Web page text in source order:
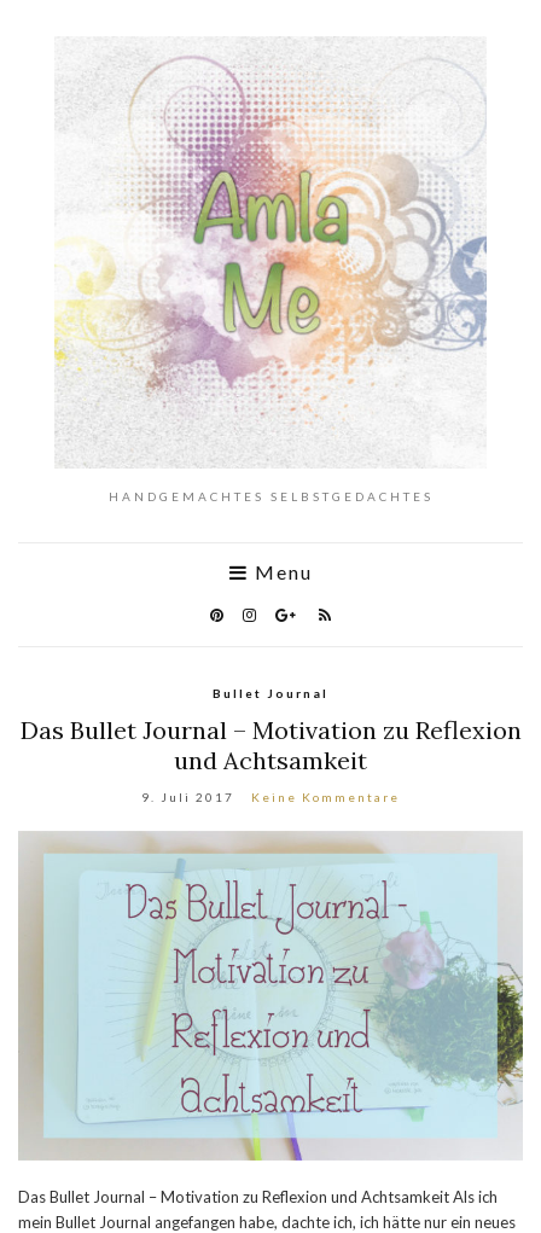
HANDGEMACHTES SELBSTGEDACHTES
Menu
Bullet Journal
Das Bullet Journal – Motivation zu Reflexion
und Achtsamkeit
9. Juli 2017 Keine Kommentare
Das Bullet Journal – Motivation zu Reflexion und Achtsamkeit Als ich
mein Bullet Journal angefangen habe, dachte ich, ich hätte nur ein neues